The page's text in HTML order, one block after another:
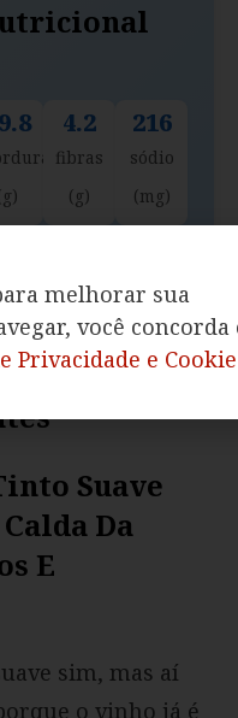
4.2
fibras
(g)
216
sódio
(mg)
Tabela TACO
Suave
Da
E
sim, mas aí
o vinho já é
melhorar sua
você concorda
Privacidade e